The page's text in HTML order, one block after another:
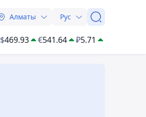
Алматы Рус
$469.93 €541.64 ₽5.71